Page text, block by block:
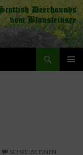
SCHREIBE EINEN